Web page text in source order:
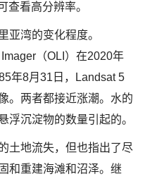
查看高分辨率。
亚湾的变化程度。
（OLI）在2020年
年8月31日，Landsat 5
。两者都接近涨潮。水的
浮沉淀物的数量引起的。
土地流失，但也指出了尽
和重建海滩和沼泽。继